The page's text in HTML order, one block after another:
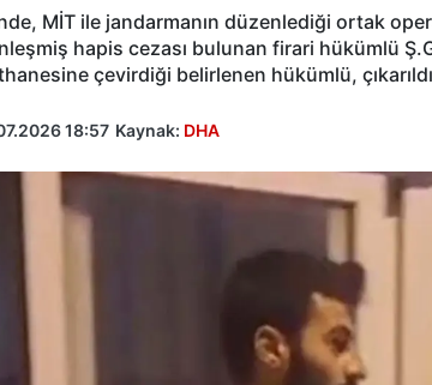
MİT ile jandarmanın düzenlediği ortak
hapis cezası bulunan firari hükümlü
çevirdiği belirlenen hükümlü,
18:57 Kaynak: DHA